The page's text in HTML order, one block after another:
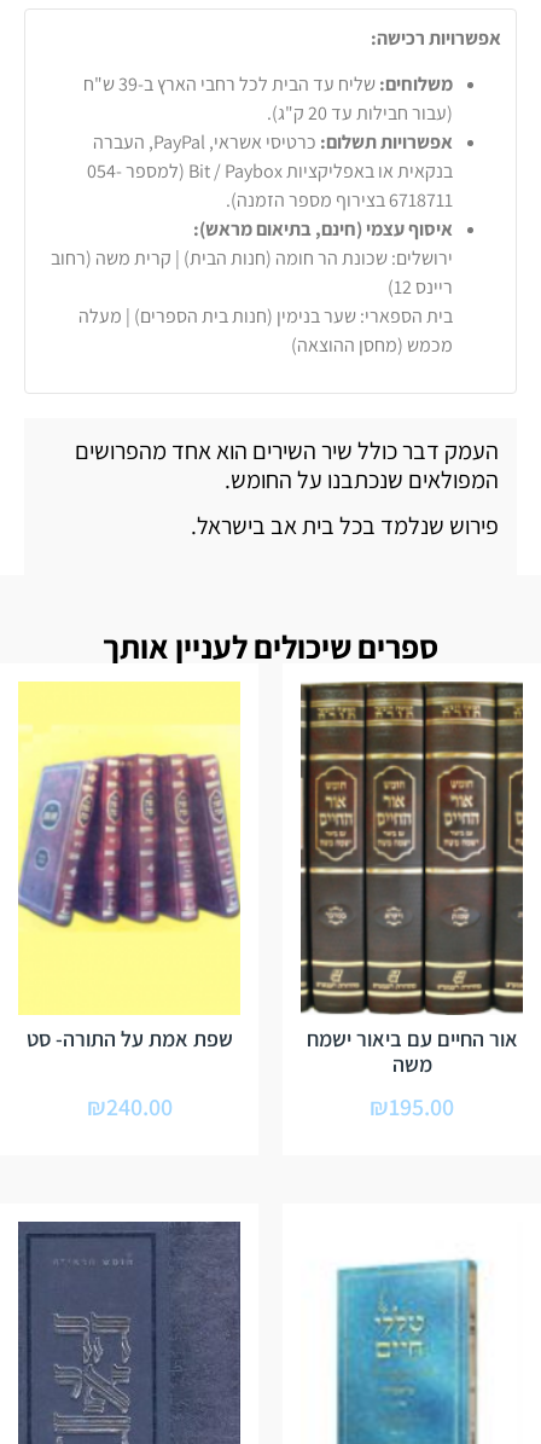
אפשרויות רכישה:
משלוחים:
שליח עד הבית לכל רחבי הארץ ב-39 ש"ח
(עבור חבילות עד 20 ק"ג).
אפשרויות תשלום:
כרטיסי אשראי, PayPal, העברה
בנקאית או באפליקציות Bit / Paybox (למספר 054-
6718711 בצירוף מספר הזמנה).
איסוף עצמי (חינם, בתיאום מראש):
ירושלים: שכונת הר חומה (חנות הבית) | קרית משה (רחוב
ריינס 12)
בית הספארי: שער בנימין (חנות בית הספרים) | מעלה
מכמש (מחסן ההוצאה)
העמק דבר כולל שיר השירים הוא אחד מהפרושים
המפולאים שנכתבנו על החומש.
פירוש שנלמד בכל בית אב בישראל.
ספרים שיכולים לעניין אותך
אור החיים עם ביאור ישמח
משה
₪195.00
שפת אמת על התורה- סט
₪240.00